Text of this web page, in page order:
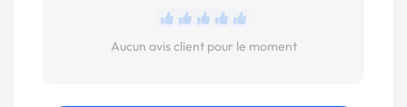
Aucun avis client pour le moment